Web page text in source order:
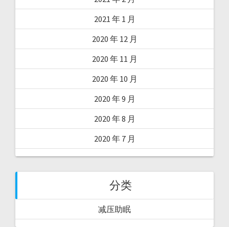
2021 年 1 月
2020 年 12 月
2020 年 11 月
2020 年 10 月
2020 年 9 月
2020 年 8 月
2020 年 7 月
分类
减压助眠